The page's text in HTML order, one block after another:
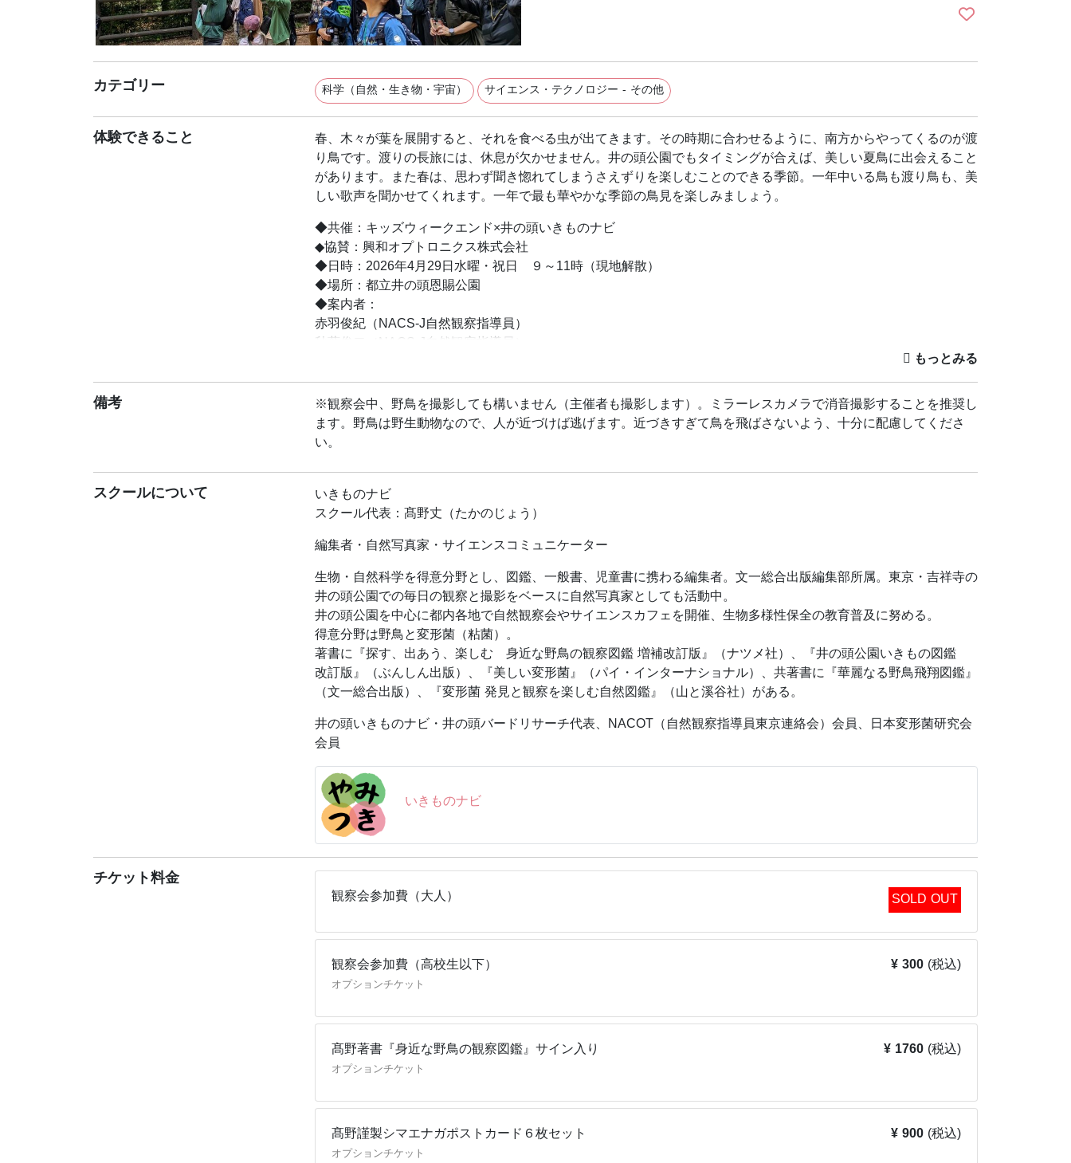
カテゴリー 科学（自然・生き物・宇宙） サイエンス・テクノロジー - その他
体験できること
春、木々が葉を展開すると、それを食べる虫が出てきます。その時期に合わせるように、南方からやってくるのが渡
り鳥です。渡りの長旅には、休息が欠かせません。井の頭公園でもタイミングが合えば、美しい夏鳥に出会えること
があります。また春は、思わず聞き惚れてしまうさえずりを楽しむことのできる季節。一年中いる鳥も渡り鳥も、美
しい歌声を聞かせてくれます。一年で最も華やかな季節の鳥見を楽しみましょう。
◆共催：キッズウィークエンド×井の頭いきものナビ
◆協賛：興和オプトロニクス株式会社
◆日時：2026年4月29日水曜・祝日 ９～11時（現地解散）
◆場所：都立井の頭恩賜公園
◆案内者：
赤羽俊紀（NACS-J自然観察指導員）
秋葉俊二（NACS-J自然観察指導員）
小村琢磨（NACS-J自然観察指導員）
髙野丈（NACS-J自然観察指導員、井の頭バードリサーチ）
若森聡子（NACS-J自然観察指導員）
◆集合：8時45分 ※詳しい場所は、お申込みくださった方へご案内いたします
◆解散：11時過ぎ現地解散
◆参加費：大人500円、高校生以下300円（イベント保険込）
※大人のみの参加も大歓迎です。
※髙野著書『身近な野鳥の観察図鑑 増補改訂版』サイン本をご希望の方はチケットを購入のうえ、備考欄にお宛名
を入力してください。当日持参いたします。
◆持ち物：筆記具、飲み物、双眼鏡※、（以下は持っている範囲で）望遠鏡、野鳥図鑑、撮影機材
※双眼鏡をお持ちでない方、オペラグラスのような性能の低い製品しか持っていない方には、コーワ製双眼鏡をお貸
し出しできます。申込み時に希望台数をお知らせください（準備できる台数には限りがあります。通常の性能の双眼
鏡をお持ちの方はご自身のものをご持参ください）
※観察会中、野鳥を撮影しても構いません（主催者も撮影します）。ミラーレスカメラで消音撮影することを推奨し
ます。近づきすぎて鳥を飛ばさないよう、十分に配慮してください。
◆定員：40名
◆その他：小雨決行
◆野鳥観察情報
ウェブサイト「いきものナビ」
井の頭公園での毎日の野鳥観察記をアップしています。
https://ikimononavi.com/
備考
※観察会中、野鳥を撮影しても構いません（主催者も撮影します）。ミラーレスカメラで消音撮影することを推奨し
ます。野鳥は野生動物なので、人が近づけば逃げます。近づきすぎて鳥を飛ばさないよう、十分に配慮してくださ
い。
スクールについて
いきものナビ
スクール代表：髙野丈（たかのじょう）
編集者・自然写真家・サイエンスコミュニケーター
生物・自然科学を得意分野とし、図鑑、一般書、児童書に携わる編集者。文一総合出版編集部所属。東京・吉祥寺の
井の頭公園での毎日の観察と撮影をベースに自然写真家としても活動中。
井の頭公園を中心に都内各地で自然観察会やサイエンスカフェを開催、生物多様性保全の教育普及に努める。
得意分野は野鳥と変形菌（粘菌）。
著書に『探す、出あう、楽しむ 身近な野鳥の観察図鑑 増補改訂版』（ナツメ社）、『井の頭公園いきもの図鑑
改訂版』（ぶんしん出版）、『美しい変形菌』（パイ・インターナショナル）、共著書に『華麗なる野鳥飛翔図鑑』
（文一総合出版）、『変形菌 発見と観察を楽しむ自然図鑑』（山と溪谷社）がある。
井の頭いきものナビ・井の頭バードリサーチ代表、NACOT（自然観察指導員東京連絡会）会員、日本変形菌研究会
会員
いきものナビ
チケット料金
観察会参加費（大人） SOLD OUT
観察会参加費（高校生以下）
オプションチケット
¥ 300 (税込)
髙野著書『身近な野鳥の観察図鑑』サイン入り
オプションチケット
¥ 1760 (税込)
髙野謹製シマエナガポストカード６枚セット
オプションチケット
¥ 900 (税込)